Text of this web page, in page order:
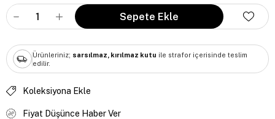
Ürünleriniz; sarsılmaz, kırılmaz kutu ile strafor içerisinde teslim
edilir.
Koleksiyona Ekle
Fiyat Düşünce Haber Ver